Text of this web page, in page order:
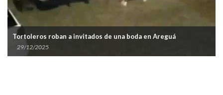
Tortoleros roban a invitados de una boda en Areguá
29/12/2025